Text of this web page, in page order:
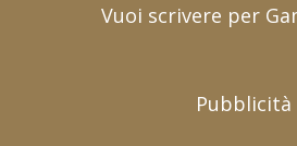
Vuoi scrivere per
Pubblicità